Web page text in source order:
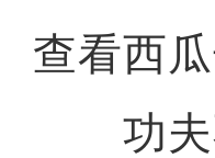
查看西
功夫